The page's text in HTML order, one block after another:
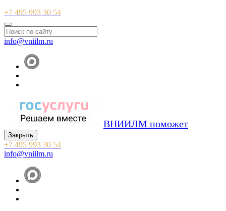
+7 495 993 30 54
info@vniilm.ru
ВНИИЛМ поможет
Закрыть
+7 495 993 30 54
info@vniilm.ru